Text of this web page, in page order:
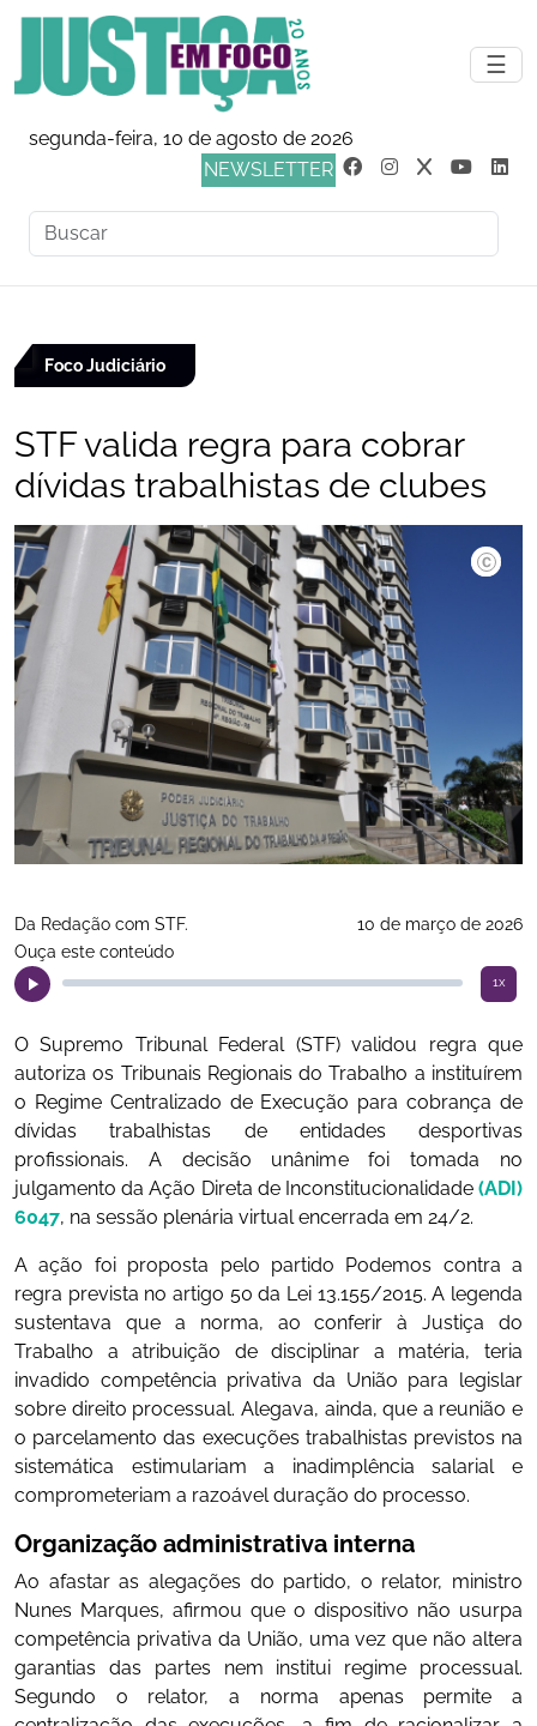
☰
segunda-feira, 10 de agosto de 2026
NEWSLETTER
Foco Judiciário
STF valida regra para cobrar
dívidas trabalhistas de clubes
Da Redação com STF.
10 de março de 2026
Ouça este conteúdo
1x
O Supremo Tribunal Federal (STF) validou regra que
autoriza os Tribunais Regionais do Trabalho a instituírem
o Regime Centralizado de Execução para cobrança de
dívidas trabalhistas de entidades desportivas
profissionais. A decisão unânime foi tomada no
julgamento da Ação Direta de Inconstitucionalidade (ADI)
6047, na sessão plenária virtual encerrada em 24/2.
A ação foi proposta pelo partido Podemos contra a
regra prevista no artigo 50 da Lei 13.155/2015. A legenda
sustentava que a norma, ao conferir à Justiça do
Trabalho a atribuição de disciplinar a matéria, teria
invadido competência privativa da União para legislar
sobre direito processual. Alegava, ainda, que a reunião e
o parcelamento das execuções trabalhistas previstos na
sistemática estimulariam a inadimplência salarial e
comprometeriam a razoável duração do processo.
Organização administrativa interna
Ao afastar as alegações do partido, o relator, ministro
Nunes Marques, afirmou que o dispositivo não usurpa
competência privativa da União, uma vez que não altera
garantias das partes nem institui regime processual.
Segundo o relator, a norma apenas permite a